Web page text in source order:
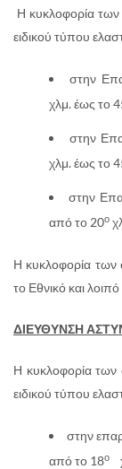
Η κυκλοφορία των
ειδικού τύπου
στην
χλμ. έως το
στην
χλμ. έως το
στην
από το 20ο
Η κυκλοφορία των
το Εθνικό και
ΔΙΕΥΘΥΝΣΗ
Η κυκλοφορία των
ειδικού τύπου
στην
από το 18ο